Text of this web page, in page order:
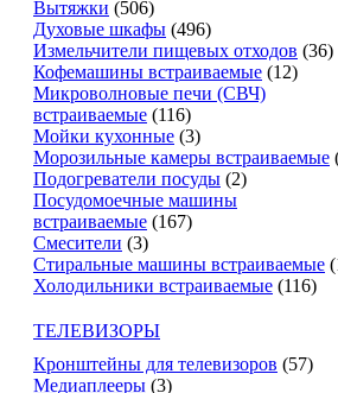
Вытяжки (506)
Духовые шкафы (496)
Измельчители пищевых отходов (36)
Кофемашины встраиваемые (12)
Микроволновые печи (СВЧ)
встраиваемые (116)
Мойки кухонные (3)
Морозильные камеры встраиваемые
Подогреватели посуды (2)
Посудомоечные машины
встраиваемые (167)
Смесители (3)
Стиральные машины встраиваемые
Холодильники встраиваемые (116)
ТЕЛЕВИЗОРЫ
Кронштейны для телевизоров (57)
Медиаплееры (3)